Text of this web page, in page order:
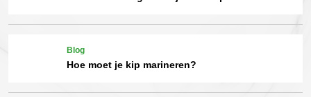
Blog
Hoe moet je kip marineren?